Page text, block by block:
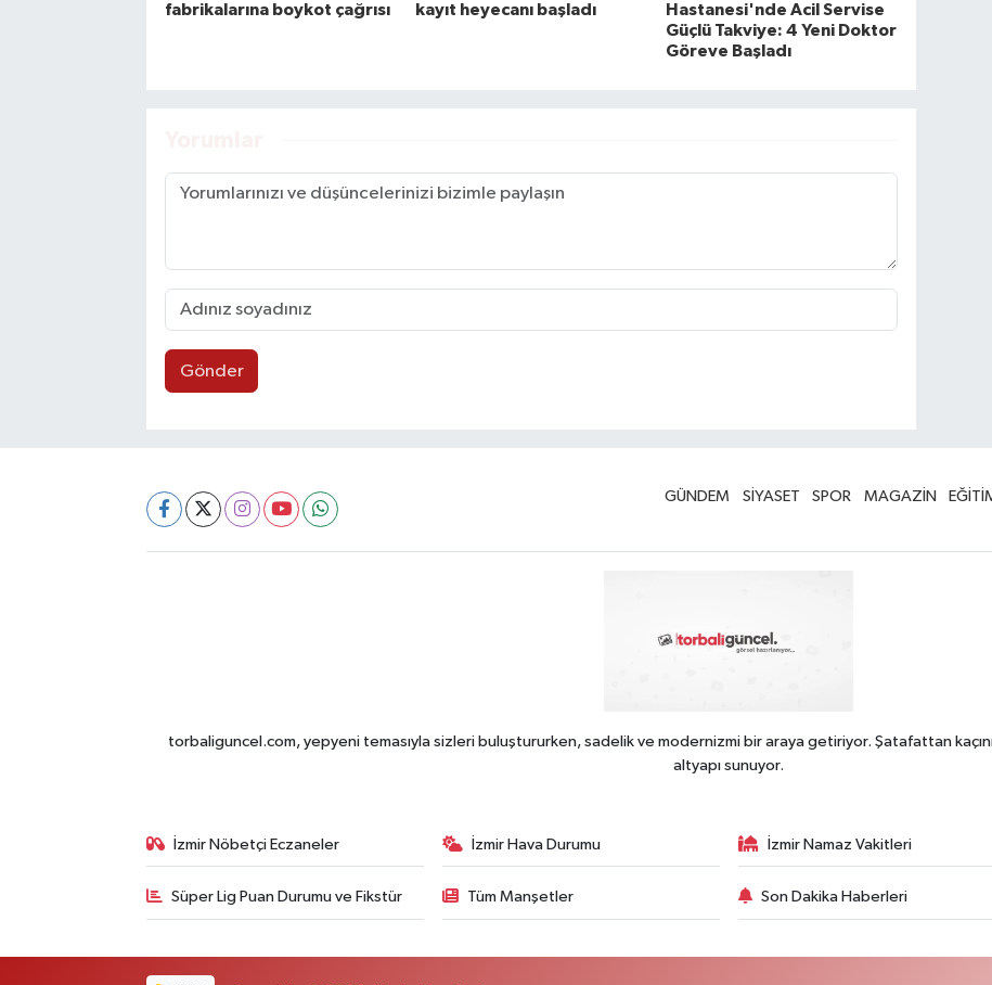
fabrikalarına boykot çağrısı
kayıt heyecanı başladı
Hastanesi'nde Acil Servise
Güçlü Takviye: 4 Yeni Doktor
Göreve Başladı
Gönder
GÜNDEM SİYASET SPOR MAGAZİN
torbaliguncel.com, yepyeni temasıyla sizleri buluştururken, sadelik ve modernizmi bir araya getiriyor. Şatafattan
altyapı sunuyor.
İzmir Nöbetçi Eczaneler İzmir Hava Durumu İzmir Namaz Vakitleri
Süper Lig Puan Durumu ve Fikstür Tüm Manşetler Son Dakika Haberleri